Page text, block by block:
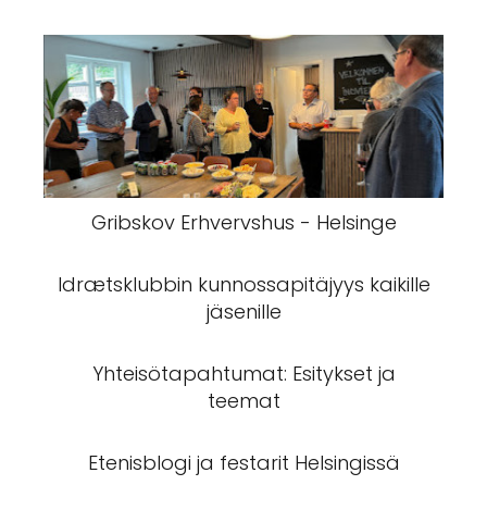
Gribskov Erhvervshus - Helsinge
Idrætsklubbin kunnossapitäjyys kaikille
jäsenille
Yhteisötapahtumat: Esitykset ja
teemat
Etenisblogi ja festarit Helsingissä